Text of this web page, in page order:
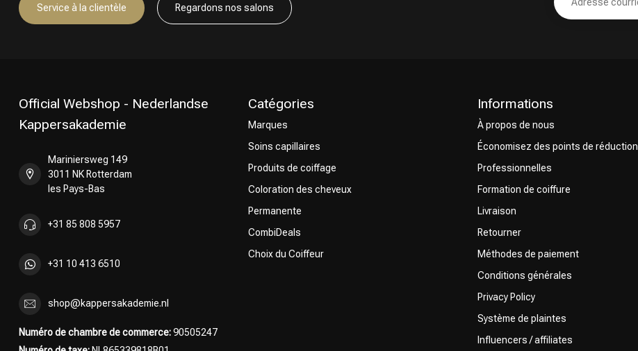
Choix du Coiffeur
Service à la clientèle Regardons nos salons
Official Webshop - Nederlandse
Kappersakademie
Mariniersweg 149
3011 NK Rotterdam
les Pays-Bas
+31 85 808 5957
+31 10 413 6510
shop@kappersakademie.nl
Numéro de chambre de commerce:90505247
Catégories
Marques
Soins capillaires
Produits de coiffage
Coloration des cheveux
Permanente
CombiDeals
Choix du Coiffeur
Informations
À propos de nous
Économisez des points de réduction
Professionnelles
Formation de coiffure
Livraison
Retourner
Méthodes de paiement
Conditions générales
Privacy Policy
Système de plaintes
Influencers / affiliates